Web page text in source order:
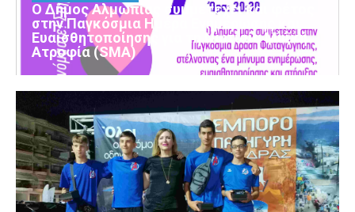
Ο Δήμος Αλμωπίας συμμετέχει και φέτος
στην Παγκόσμια Ημέρα Ενημέρωσης και
Ευαισθητοποίησης για τη Νωτιαία Μυϊκή
Ατροφία (SMA)